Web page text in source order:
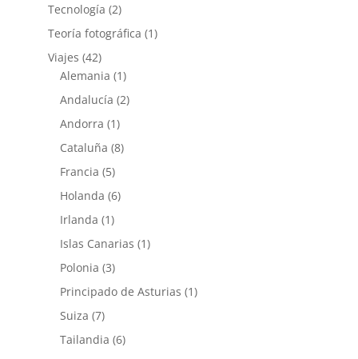
Tecnología (2)
Teoría fotográfica (1)
Viajes (42)
Alemania (1)
Andalucía (2)
Andorra (1)
Cataluña (8)
Francia (5)
Holanda (6)
Irlanda (1)
Islas Canarias (1)
Polonia (3)
Principado de Asturias (1)
Suiza (7)
Tailandia (6)